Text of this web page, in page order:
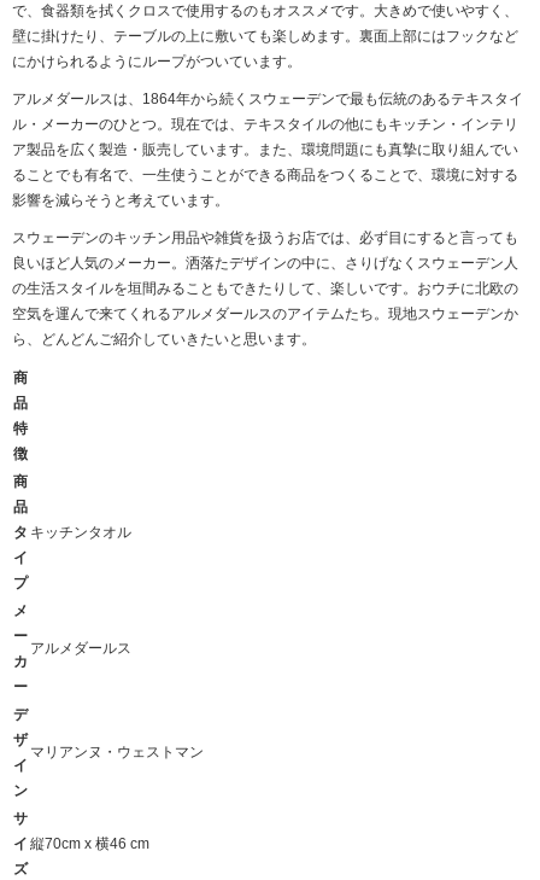
で、食器類を拭くクロスで使用するのもオススメです。大きめで使いやすく、
壁に掛けたり、テーブルの上に敷いても楽しめます。裏面上部にはフックなど
にかけられるようにループがついています。
アルメダールスは、1864年から続くスウェーデンで最も伝統のあるテキスタイ
ル・メーカーのひとつ。現在では、テキスタイルの他にもキッチン・インテリ
ア製品を広く製造・販売しています。また、環境問題にも真摯に取り組んでい
ることでも有名で、一生使うことができる商品をつくることで、環境に対する
影響を減らそうと考えています。
スウェーデンのキッチン用品や雑貨を扱うお店では、必ず目にすると言っても
良いほど人気のメーカー。洒落たデザインの中に、さりげなくスウェーデン人
の生活スタイルを垣間みることもできたりして、楽しいです。おウチに北欧の
空気を運んで来てくれるアルメダールスのアイテムたち。現地スウェーデンか
ら、どんどんご紹介していきたいと思います。
商
品
特
徴
商
品
タ
イ
プ
キッチンタオル
メ
ー
カ
ー
アルメダールス
デ
ザ
イ
ン
マリアンヌ・ウェストマン
サ
イ
ズ
縦70cm x 横46 cm